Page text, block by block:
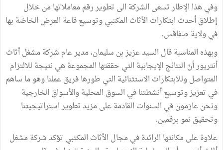
وفي هذا الإطار تسعى الشركة الى تطوير رقم معاملاتها من خلال
إطلاق أحدث ابتكارات الأثاث المكتبي وتوسيع قاعة العرض الخاصّة بها
في ولاية صفاقس.
وبهذه المناسبة قال السيد عزيز بن سليمان، مدير عام شركة مشغل أثاث
أنتريور أنّ النتائج الإيجابية التي حققتها المجموعة هي نتيجة للالتزام
المتواصل وللابتكارات الاستثنائية التي طورها فريق عملنا وهو ما ساهم
في تعزيز وتوسيع أنشطتنا في السوق المحلية والأسواق الخارجية
ونحن عازمون في السنوات القادمة على مزيد تطوير استراتيجيتنا
وتحقيق نمو برقمين.
علاوة على مكانتها الرائدة في مجال الأثاث المكتبي تؤكد شركة مشغل